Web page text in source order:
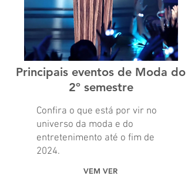
Principais eventos de Moda do
2º semestre
Confira o que está por vir no
universo da moda e do
entretenimento até o fim de
2024.
VEM VER